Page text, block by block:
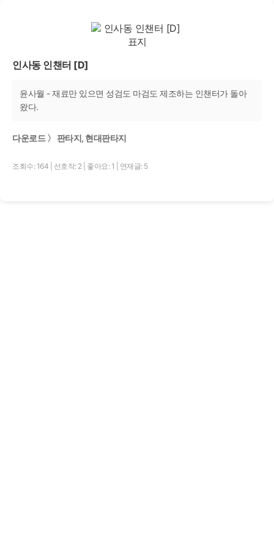
인사동 인챈터 [D]
윤사월 - 재료만 있으면 성검도 마검도 제조하는 인챈터가 돌아
왔다.
다운로드 〉 판타지, 현대판타지
조회수: 164 선호작: 2 좋아요: 1 연재글: 5